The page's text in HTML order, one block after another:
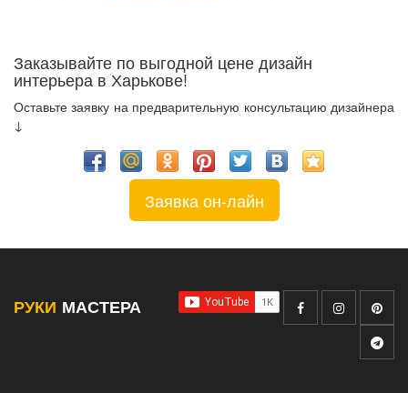
Заказывайте по выгодной цене дизайн
интерьера в Харькове!
Оставьте заявку на предварительную консультацию дизайнера
↓
Заявка он-лайн
РУКИ МАСТЕРА